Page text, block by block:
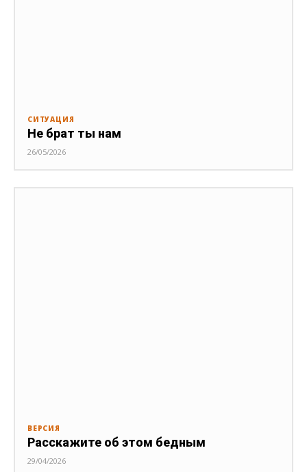
СИТУАЦИЯ
Не брат ты нам
26/05/2026
ВЕРСИЯ
Расскажите об этом бедным
29/04/2026